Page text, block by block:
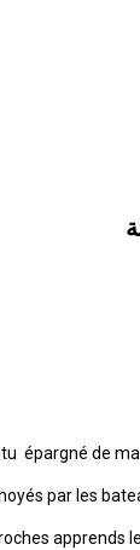
épargné de ma
par les
apprends